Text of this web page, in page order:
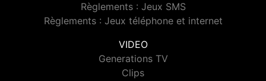
Règlements : Jeux SMS
Règlements : Jeux téléphone et internet
VIDEO
Generations TV
Clips